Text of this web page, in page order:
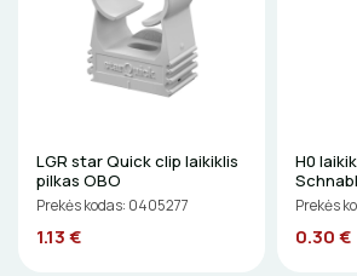
ŽIBINTUVĖLIAI
PRATRAUKIKLIAI
BŪGNAI KABELIŲ
GRĘŽIMO KARŪNOS,
LGR star Quick clip laikiklis
pilkas OBO
Prekės kodas: 0405277
1.13 €
H0
Schnabl
Prekės
0.30 €